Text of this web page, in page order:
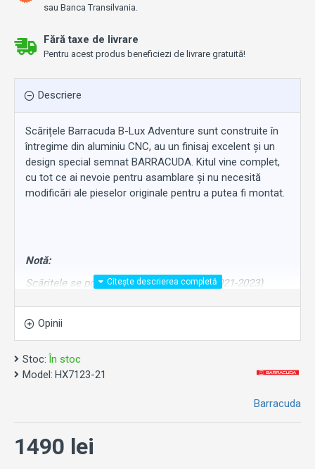
Fără taxe de livrare
Pentru acest produs beneficiezi de livrare gratuită!
sau Banca Transilvania.
Descriere
Scărițele Barracuda B-Lux Adventure sunt construite în
întregime din aluminiu CNC, au un finisaj excelent și un
design special semnat BARRACUDA. Kitul vine complet,
cu tot ce ai nevoie pentru asamblare și nu necesită
modificări ale pieselor originale pentru a putea fi montat.
Notă:
Scărițele se potrivesc la Honda X-ADV (2021-2023)
Prețul se referă la kit-ul de 2 bucăți.
Opinii
Stoc: În stoc
Model: HX7123-21
Barracuda
1490 lei